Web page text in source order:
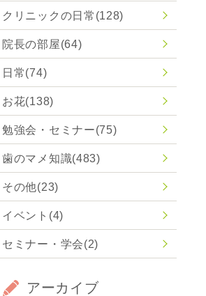
クリニックの日常 (128)
院長の部屋(64)
日常(74)
お花(138)
勉強会・セミナー(75)
歯のマメ知識(483)
その他(23)
イベント (4)
セミナー・学会(2)
アーカイブ